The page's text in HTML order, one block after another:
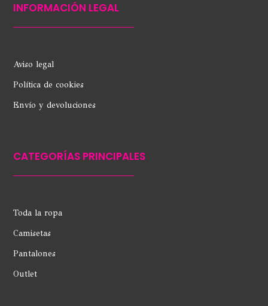
INFORMACIÓN LEGAL
Aviso legal
Política de cookies
Envío y devoluciones
CATEGORÍAS PRINCIPALES
Toda la ropa
Camisetas
Pantalones
Outlet